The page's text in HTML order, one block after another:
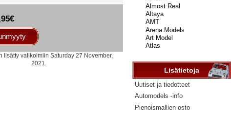
lisätty valikoimiin Saturday 27 November,
2021.
Lisätietoja
Uutiset ja tiedotteet
Automodels -info
Pienoismallien osto